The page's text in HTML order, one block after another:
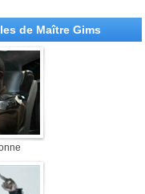
de Maître Gims